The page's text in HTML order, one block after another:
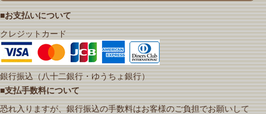
■お支払いについて
クレジットカード
銀行振込（八十二銀行・ゆうちょ銀行）
■支払手数料について
恐れ入りますが、銀行振込の手数料はお客様のご負担でお願いして